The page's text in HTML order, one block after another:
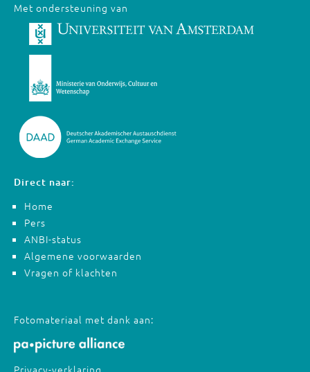
Met ondersteuning van
Direct naar:
Home
Pers
ANBI-status
Algemene voorwaarden
Vragen of klachten
Fotomateriaal met dank aan: